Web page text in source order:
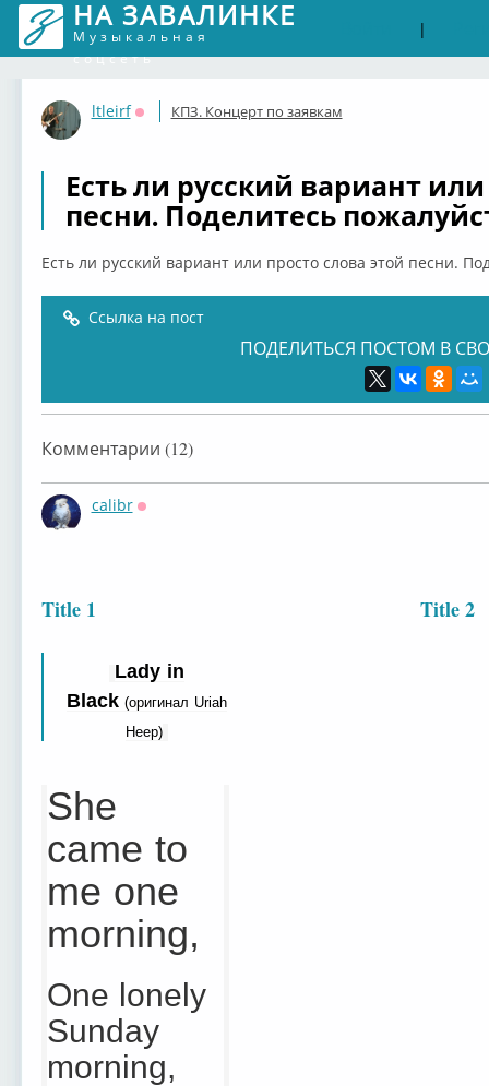
НА ЗАВАЛИНКЕ
Музыкальная
соцсеть
|
ltleirf
Оффлайн
КПЗ. Концерт по заявкам
Есть ли русский вариант
песни. Поделитесь
Есть ли русский вариант или просто слова этой песни.
Ссылка на пост
ПОДЕЛИТЬСЯ ПОСТОМ В
Комментарии (12)
calibr
Title 1 Title 2
Lady in
Black (оригинал Uriah
Heep)
She
came to
me one
morning,
One lonely
Sunday
morning,